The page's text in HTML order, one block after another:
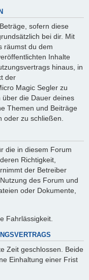
sofern diese
bei dir. Mit
räumst du dem
Inhalte
hinaus, in
der
Magic Segler zu
über die Dauer deines
Themen und Beiträge
oder zu schließen.
die in diesem Forum
Richtigkeit,
der Betreiber
des Forum und
oder Dokumente,
Fahrlässigkeit.
Zeit geschlossen. Beide
Einhaltung einer Frist